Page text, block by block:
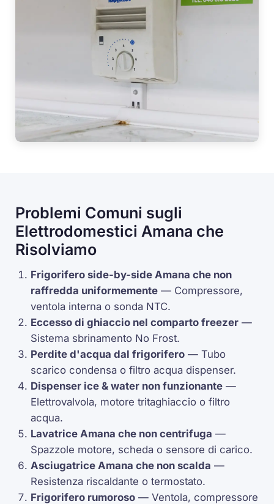
Problemi Comuni sugli
Elettrodomestici Amana che
Risolviamo
Frigorifero side-by-side Amana che non
raffredda uniformemente — Compressore,
ventola interna o sonda NTC.
Eccesso di ghiaccio nel comparto freezer —
Sistema sbrinamento No Frost.
Perdite d'acqua dal frigorifero — Tubo
scarico condensa o filtro acqua dispenser.
Dispenser ice & water non funzionante —
Elettrovalvola, motore tritaghiaccio o filtro
acqua.
Lavatrice Amana che non centrifuga —
Spazzole motore, scheda o sensore di carico.
Asciugatrice Amana che non scalda —
Resistenza riscaldante otermostato.
Frigorifero rumoroso — Ventola, compressore